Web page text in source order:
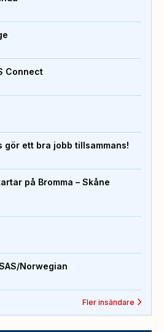
Connect
gör ett bra jobb tillsammans!
på Bromma – Skåne
Norwegian
Fler insändare